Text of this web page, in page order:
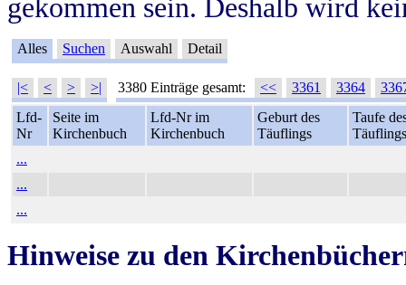
gekommen sein. Deshalb wird
Alles Suchen Auswahl Detail
|< < > >| 3380 Einträge gesamt: << 3361 3364
Lfd-
Nr
Seite im
Kirchenbuch
Lfd-Nr im
Kirchenbuch
Geburt des
Täuflings
Taufe
Täuflings
...
...
...
Hinweise zu den